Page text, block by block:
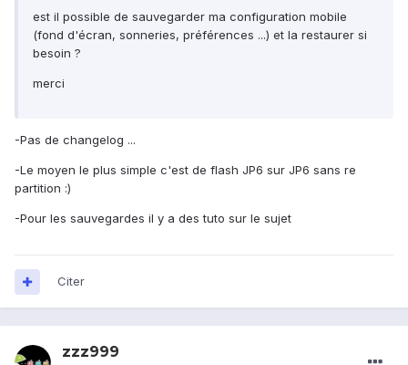
est il possible de sauvegarder ma configuration mobile
(fond d'écran, sonneries, préférences ...) et la restaurer si
besoin ?
merci
-Pas de changelog ...
-Le moyen le plus simple c'est de flash JP6 sur JP6 sans re
partition :)
-Pour les sauvegardes il y a des tuto sur le sujet
Citer
zzz999